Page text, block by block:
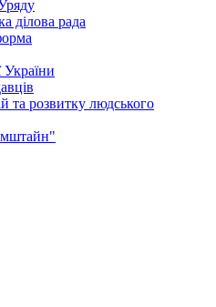
ділова рада
України
та розвитку людського